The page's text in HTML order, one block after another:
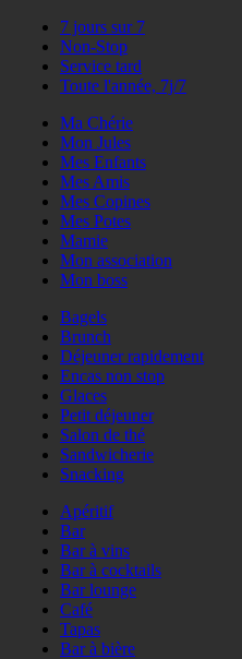
7 jours sur 7
Non-Stop
Service tard
Toute l'année, 7j/7
Ma Chérie
Mon Jules
Mes Enfants
Mes Amis
Mes Copines
Mes Potes
Mamie
Mon association
Mon boss
Bagels
Brunch
Déjeuner rapidement
Encas non stop
Glaces
Petit déjeuner
Salon de thé
Sandwicherie
Snacking
Apéritif
Bar
Bar à vins
Bar à cocktails
Bar lounge
Café
Tapas
Bar à bière